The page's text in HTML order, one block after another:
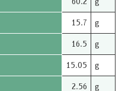
15.7 g
16.5 g
15.05 g
2.56 g